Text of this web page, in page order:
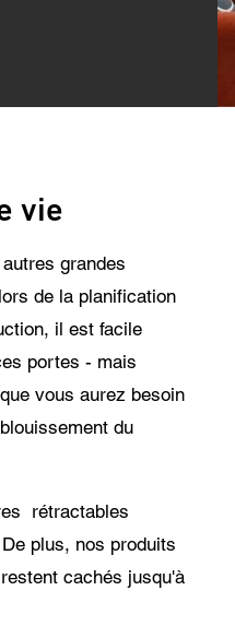
vie
grandes
de la planification
il est facile
portes - mais
vous aurez besoin
du
rétractables
plus, nos produits
cachés jusqu'à
à la protection des données
que mes données personnelles
au concessionnaire Centor
de vos données personnelles